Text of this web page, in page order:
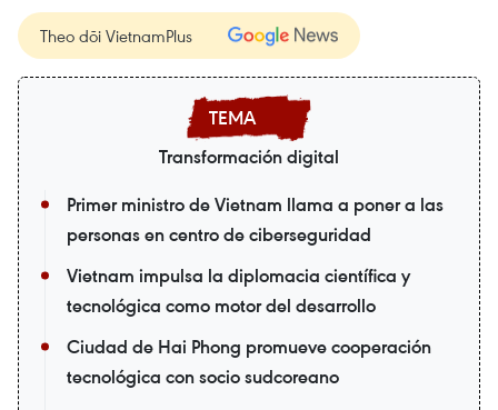
Theo dõi VietnamPlus
Transformación digital
Primer ministro de Vietnam llama a poner a las
personas en centro de ciberseguridad
Vietnam impulsa la diplomacia científica y
tecnológica como motor del desarrollo
Ciudad de Hai Phong promueve cooperación
tecnológica con socio sudcoreano